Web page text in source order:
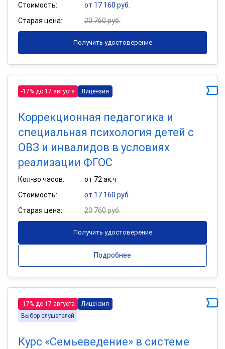
Стоимость:
от 17 160 руб.
Старая цена:
20 760 руб.
Получить удостоверение
-17% до 17 августа Лицензия
Коррекционная педагогика и
специальная психология детей с
ОВЗ и инвалидов в условиях
реализации ФГОС
Кол-во часов:
от 72 ак.ч
Стоимость:
от 17 160 руб.
Старая цена:
20 760 руб.
Получить удостоверение
Подробнее
-17% до 17 августа
Лицензия
Выбор слушателей
Курс «Семьеведение» в системе